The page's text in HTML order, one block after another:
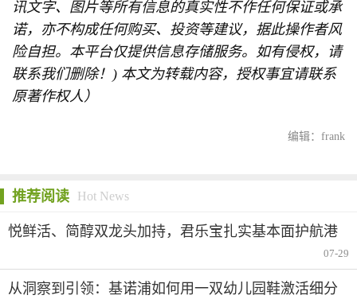
讯文字、图片等所有信息的真实性不作任何保证或承
诺，亦不构成任何购买、投资等建议，据此操作者风
险自担。本平台仅提供信息存储服务。如有侵权，请
联系我们删除！) 本文为转载内容，授权事宜请联系
原著作权人）
编辑：frank
推荐阅读 Hot News
悦鲜活、简醇双龙头加持，君乐宝扎实基本面护航港
07-29
从洞察到引领：基诺浦如何用一双幼儿园鞋激活细分